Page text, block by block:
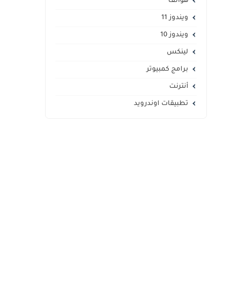
ويندوز 11
ويندوز 10
لينكس
برامج كمبيوتر
أنترنت
تطبيقات اوندرويد